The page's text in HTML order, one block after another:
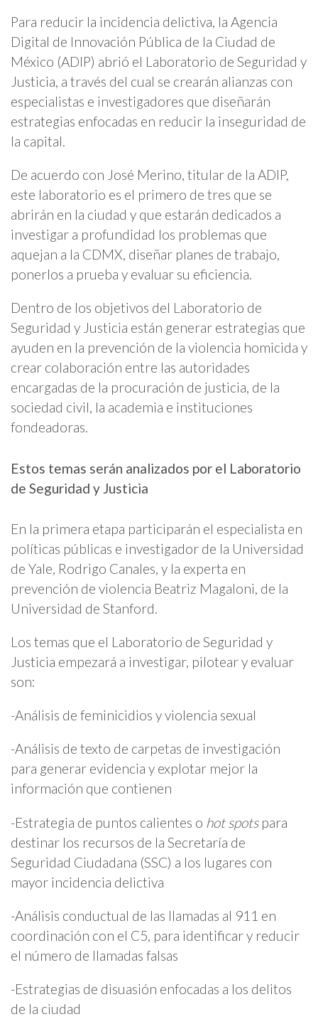
Para reducir la incidencia delictiva, la Agencia
Digital de Innovación Pública de la Ciudad de
México (ADIP) abrió el Laboratorio de Seguridad y
Justicia, a través del cual se crearán alianzas con
especialistas e investigadores que diseñarán
estrategias enfocadas en reducir la inseguridad de
la capital.
De acuerdo con José Merino, titular de la ADIP,
este laboratorio es el primero de tres que se
abrirán en la ciudad y que estarán dedicados a
investigar a profundidad los problemas que
aquejan a la CDMX, diseñar planes de trabajo,
ponerlos a prueba y evaluar su eficiencia.
Dentro de los objetivos del Laboratorio de
Seguridad y Justicia están generar estrategias que
ayuden en la prevención de la violencia homicida y
crear colaboración entre las autoridades
encargadas de la procuración de justicia, de la
sociedad civil, la academia e instituciones
fondeadoras.
Estos temas serán analizados por el Laboratorio
de Seguridad y Justicia
En la primera etapa participarán el especialista en
políticas públicas e investigador de la Universidad
de Yale, Rodrigo Canales, y la experta en
prevención de violencia Beatriz Magaloni, de la
Universidad de Stanford.
Los temas que el Laboratorio de Seguridad y
Justicia empezará a investigar, pilotear y evaluar
son:
-Análisis de feminicidios y violencia sexual
-Análisis de texto de carpetas de investigación
para generar evidencia y explotar mejor la
información que contienen
-Estrategia de puntos calientes o hot spotspara
destinar los recursos de la Secretaría de
Seguridad Ciudadana (SSC) a los lugares con
mayor incidencia delictiva
-Análisis conductual de las llamadas al 911 en
coordinación con el C5, para identificar y reducir
el número de llamadas falsas
-Estrategias de disuasión enfocadas a los delitos
de la ciudad